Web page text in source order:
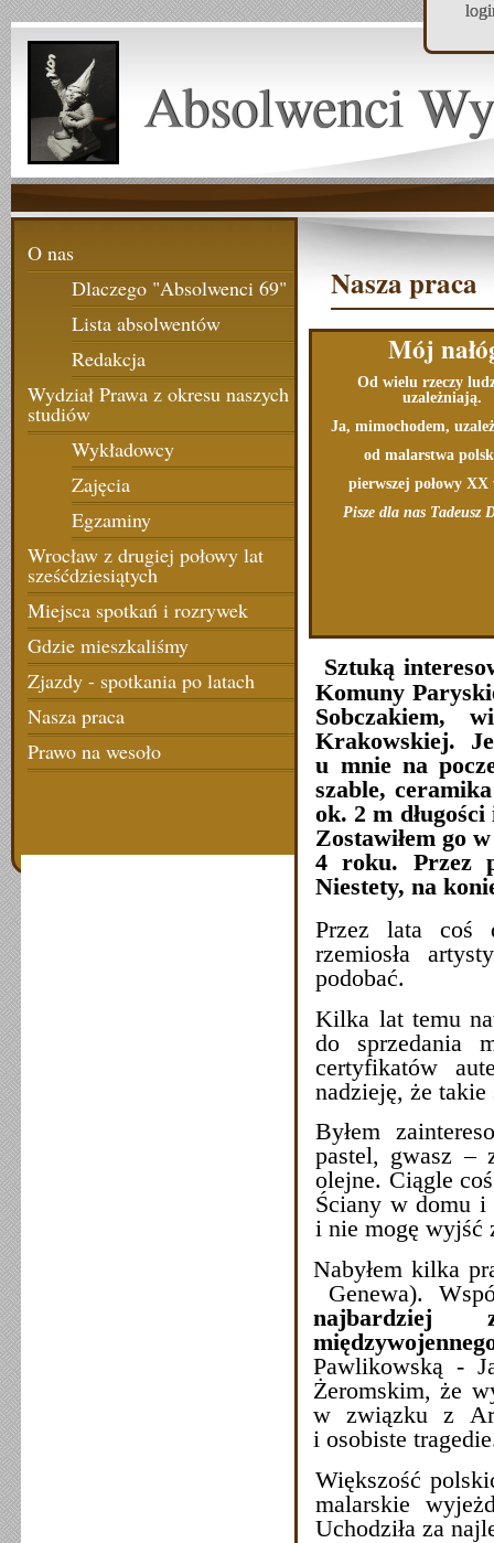
Absolwenci
O nas
Dlaczego "Absolwenci 69"
Lista absolwentów
Redakcja
Wydział Prawa z okresu naszych
studiów
Wykładowcy
Zajęcia
Egzaminy
Wrocław z drugiej połowy lat
sześćdziesiątych
Miejsca spotkań i rozrywek
Gdzie mieszkaliśmy
Zjazdy - spotkania po latach
Nasza praca
Prawo na wesoło
Nasza praca
Mój
Od wielu rzeczy
uzależniają.
Ja, mimochodem,
od malarstwa
pierwszej połowy XX
Pisze dla nas Tadeusz
Sztuką
Komuny
Sobczakiem,
Krakowskiej.
u mnie na
szable,
ok. 2 m
Zostawiłem go
4 roku. Przez
Niestety, na
Przez lata coś
rzemiosła
podobać.
Kilka lat temu
do sprzedania
certyfikatów
nadzieję, że takie
Byłem
pastel, gwasz –
olejne. Ciągle
Ściany w domu i
i nie mogę wyjść
Nabyłem kilka
Genewa).
najbardziej
Pawlikowską -
Żeromskim, że
w związku z
i osobiste
Większość
malarskie
Uchodziła za